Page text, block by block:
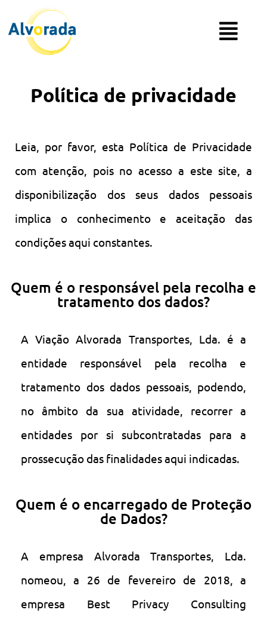
Política de privacidade
Leia, por favor, esta Política de Privacidade
com atenção, pois no acesso a este site, a
disponibilização dos seus dados pessoais
implica o conhecimento e aceitação das
condições aqui constantes.
Quem é o responsável pela recolha e
tratamento dos dados?
A Viação Alvorada Transportes, Lda. é a
entidade responsável pela recolha e
tratamento dos dados pessoais, podendo,
no âmbito da sua atividade, recorrer a
entidades por si subcontratadas para a
prossecução das finalidades aqui indicadas.
Quem é o encarregado de Proteção
de Dados?
A empresa Alvorada Transportes, Lda.
nomeou, a 26 de fevereiro de 2018, a
empresa Best Privacy Consulting